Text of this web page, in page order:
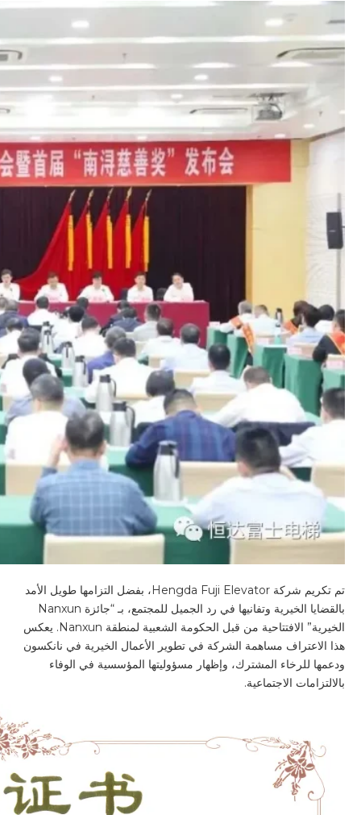
تم تكريم شركة Hengda Fuji Elevator، بفضل التزامها طويل الأمد
بالقضايا الخيرية وتفانيها في رد الجميل للمجتمع، بـ “جائزة Nanxun
الخيرية” الافتتاحية من قبل الحكومة الشعبية لمنطقة Nanxun. يعكس
هذا الاعتراف مساهمة الشركة في تطوير الأعمال الخيرية في نانكسون
ودعمها للرخاء المشترك، وإظهار مسؤوليتها المؤسسية في الوفاء
بالالتزامات الاجتماعية.